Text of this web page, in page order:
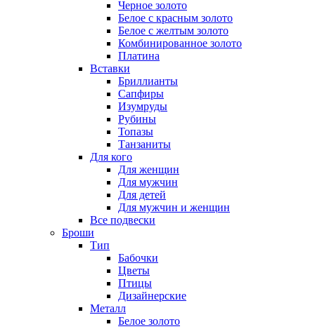
Черное золото
Белое с красным золото
Белое с желтым золото
Комбинированное золото
Платина
Вставки
Бриллианты
Сапфиры
Изумруды
Рубины
Топазы
Танзаниты
Для кого
Для женщин
Для мужчин
Для детей
Для мужчин и женщин
Все подвески
Броши
Тип
Бабочки
Цветы
Птицы
Дизайнерские
Металл
Белое золото